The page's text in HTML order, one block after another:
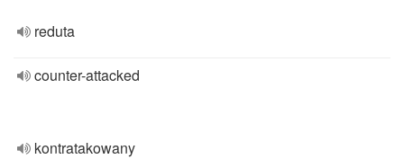
reduta
counter-attacked
kontratakowany